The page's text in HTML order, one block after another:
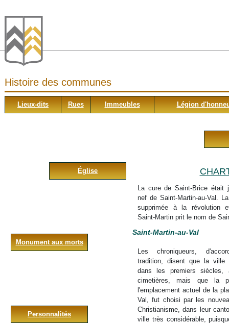
Histoire des communes
Lieux-dits Rues Immeubles Légion
Église
Monument aux morts
Personnalités
La cure de Saint-Brice était
nef de Saint-Martin-au-Val.
supprimée à la révolution
Saint-Martin prit le nom de
Saint-Martin-au-Val
Les chroniqueurs,
tradition, disent que la ville
dans les premiers siècles,
cimetières, mais que la
l'emplacement actuel de la
Val, fut choisi par les
Christianisme, dans leur
ville très considérable,